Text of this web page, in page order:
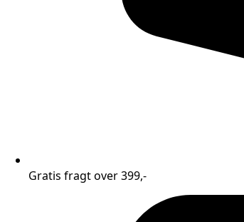
Gratis fragt over 399,-